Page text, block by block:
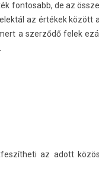
fon­tosabb, de az
az értékek között
a szerződő felek
az adott